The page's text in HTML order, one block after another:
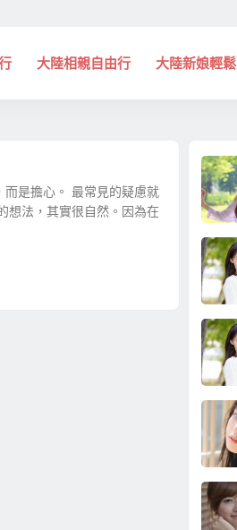
大陸相親自由行 大陸新娘輕
是擔心。 最常見的疑慮就
想法，其實很自然。因為在